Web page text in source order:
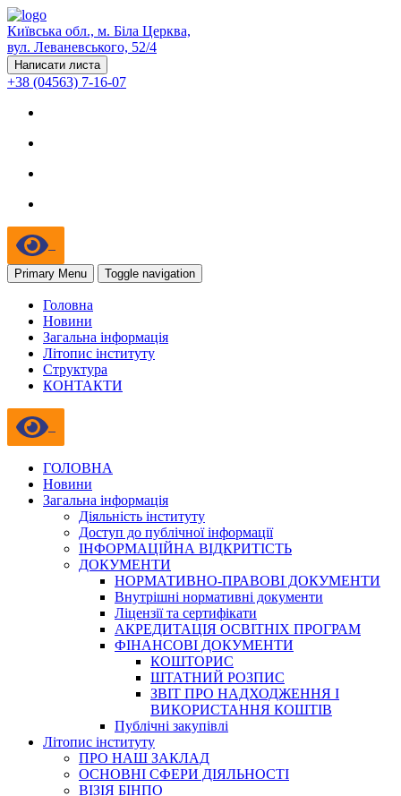
Київська обл., м. Біла Церква,
вул. Леваневського, 52/4
Написати листа
+38 (04563) 7-16-07
Primary Menu Toggle navigation
Головна
Новини
Загальна інформація
Літопис інституту
Структура
КОНТАКТИ
ГОЛОВНА
Новини
Загальна інформація
Діяльність інституту
Доступ до публічної інформації
ІНФОРМАЦІЙНА ВІДКРИТІСТЬ
ДОКУМЕНТИ
НОРМАТИВНО-ПРАВОВІ ДОКУМЕНТИ
Внутрішні нормативні документи
Ліцензії та сертифікати
АКРЕДИТАЦІЯ ОСВІТНІХ ПРОГРАМ
ФІНАНСОВІ ДОКУМЕНТИ
КОШТОРИС
ШТАТНИЙ РОЗПИС
ЗВІТ ПРО НАДХОДЖЕННЯ І
ВИКОРИСТАННЯ КОШТІВ
Публічні закупівлі
Літопис інституту
ПРО НАШ ЗАКЛАД
ОСНОВНІ СФЕРИ ДІЯЛЬНОСТІ
ВІЗІЯ БІНПО